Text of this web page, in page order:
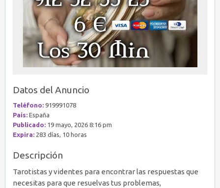
Datos del Anuncio
Teléfono: 919991078
País: España
Publicado: 19 mayo, 2026 8:16 pm
Expira: 283 días, 10 horas
Descripción
Tarotistas y videntes para encontrar las respuestas que
necesitas para que resuelvas tus problemas,